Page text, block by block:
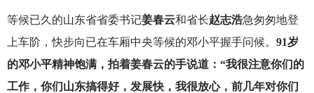
等候已久的山东省省委书记姜春云和省长赵志浩急匆匆地登
上车阶，快步向已在车厢中央等候的邓小平握手问候。 91岁
的邓小平精神饱满，拍着姜春云的手说道：“我很注意你们的
工作，你们山东搞得好，发展快，我很放心，前几年对你们